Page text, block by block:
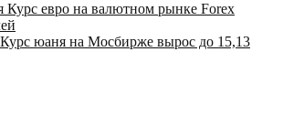
Курс евро на валютном рынке Forex
Курс юаня на Мосбирже вырос до 15,13